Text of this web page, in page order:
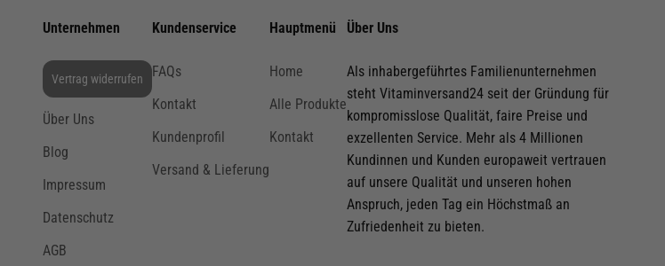
Lust auf 10% Extra-Rabatt?
Erhalte Produkt-News, exklusive Einblicke und einen
erste Bestellung direkt per Mail.
Zum Newsletter anmelden
Durch die Erstellung eines Kontos per E-Mail erkläre ich mich mit den
Allgemeinen Geschäftsbedingungen einverstanden und nehme die
Datenschutzerklärung zur Kenntnis.
Unternehmen
Vertrag widerrufen
Über Uns
Blog
Impressum
Datenschutz
AGB
Kundenservice
FAQs
Kontakt
Kundenprofil
Versand & Lieferung
Hauptmenü
Home
Alle Produkte
Kontakt
Über Uns
Als inhabergeführtes Familienunternehmen
steht Vitaminversand24 seit der Gründung für
kompromisslose Qualität, faire Preise und
exzellenten Service. Mehr als 4 Millionen
Kundinnen und Kunden europaweit vertrauen
auf unsere Qualität und unseren hohen
Anspruch, jeden Tag ein Höchstmaß an
Zufriedenheit zu bieten.